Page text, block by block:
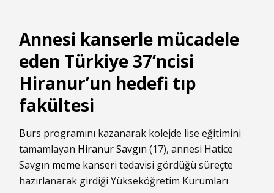
Annesi kanserle mücadele
eden Türkiye 37’ncisi
Hiranur’un hedefi tıp
fakültesi
Burs programını kazanarak kolejde lise eğitimini
tamamlayan Hiranur Savgın (17), annesi Hatice
Savgın meme kanseri tedavisi gördüğü süreçte
hazırlanarak girdiği Yükseköğretim Kurumları